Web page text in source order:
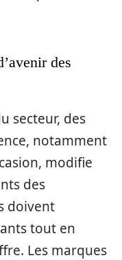
des
secteur, des
notamment
modifie
des
doivent
tout en
Les marques